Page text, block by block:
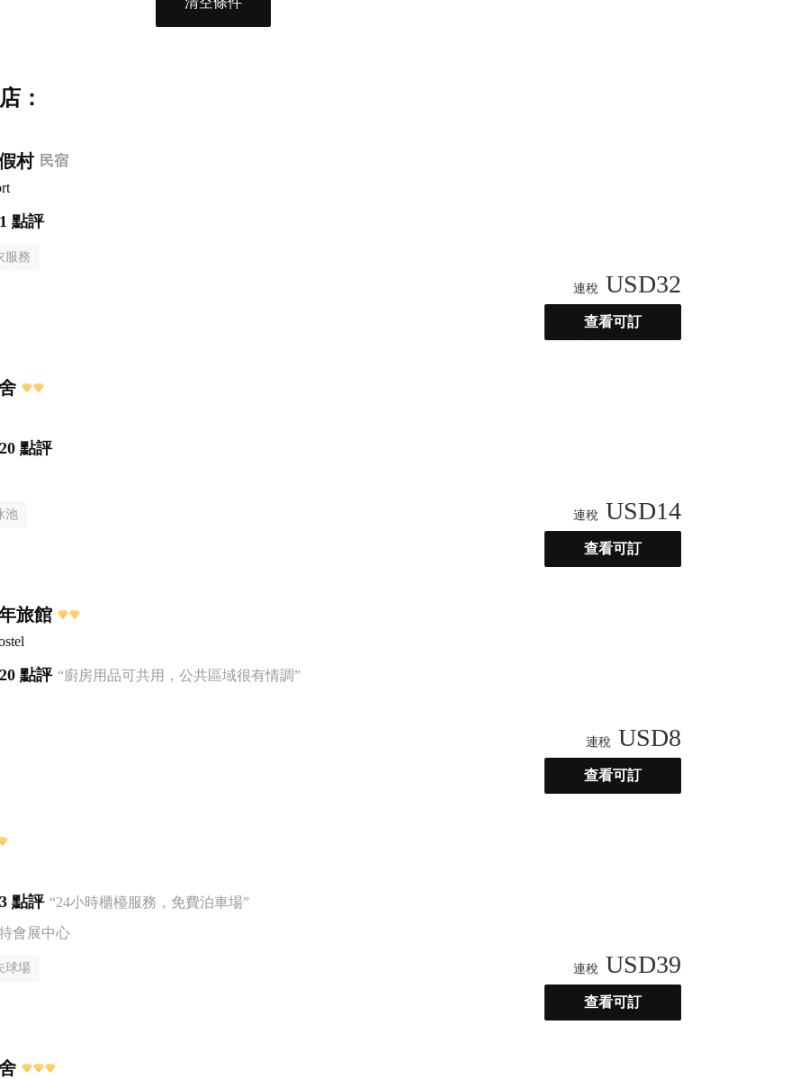
：
村 民宿
1 點評
服務
連稅 USD32
查看可訂
20 點評
池 連稅 USD14
查看可訂
旅館
20 點評 “廚房用品可共用，公共區域很有情調”
連稅 USD8
查看可訂
3 點評 “24小時櫃檯服務，免費泊車場”
會展中心
球場 連稅 USD39
查看可訂